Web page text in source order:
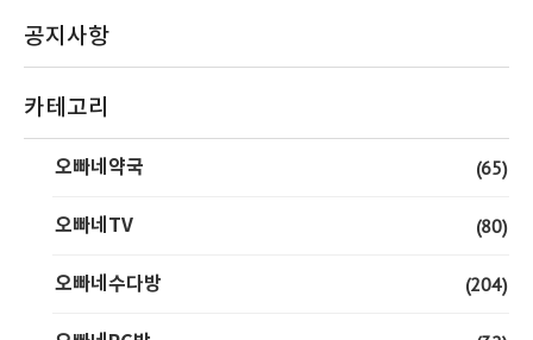
공지사항
카테고리
오빠네약국 (65)
오빠네TV (80)
오빠네수다방 (204)